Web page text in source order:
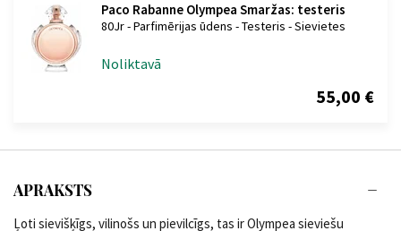
Paco Rabanne Olympea Smaržas: testeris
80Jr - Parfimērijas ūdens - Testeris - Sievietes
Noliktavā
55,00 €
APRAKSTS
Ļoti sievišķīgs, vilinošs un pievilcīgs, tas ir Olympea sieviešu